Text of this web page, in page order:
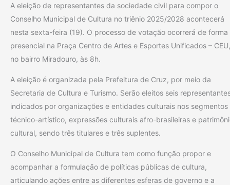
A eleição de representantes da sociedade civil para compor o
Conselho Municipal de Cultura no triênio 2025/2028 acontecerá
nesta sexta-feira (19). O processo de votação ocorrerá de forma
presencial na Praça Centro de Artes e Esportes Unificados – CEU,
no bairro Miradouro, às 8h.
A eleição é organizada pela Prefeitura de Cruz, por meio da
Secretaria de Cultura e Turismo. Serão eleitos seis
indicados por organizações e entidades culturais nos segmentos
técnico-artístico, expressões culturais afro-brasileiras e
cultural, sendo três titulares e três suplentes.
O Conselho Municipal de Cultura tem como função propor e
acompanhar a formulação de políticas públicas de cultura,
articulando ações entre as diferentes esferas de governo e a